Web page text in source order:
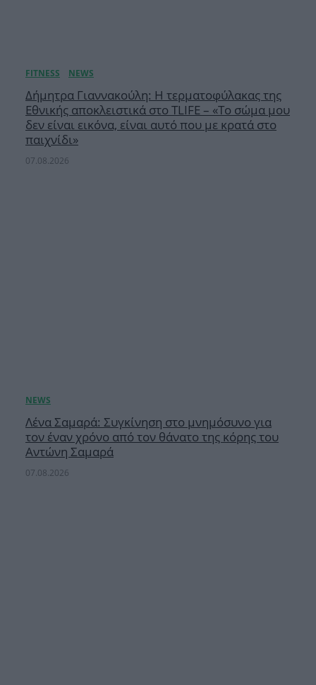
Δήμητρα Γιαννακούλη: Η τερματοφύλακας της
Εθνικής αποκλειστικά στο TLIFE – «Το σώμα μου
δεν είναι εικόνα, είναι αυτό που με κρατά στο
παιχνίδι»
07.08.2026
Λένα Σαμαρά: Συγκίνηση στο μνημόσυνο για
τον έναν χρόνο από τον θάνατο της κόρης του
Αντώνη Σαμαρά
07.08.2026